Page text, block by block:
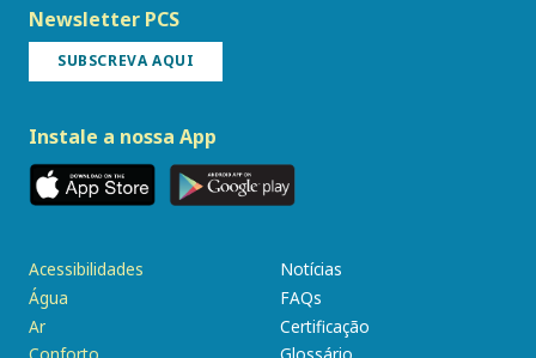
Newsletter PCS
SUBSCREVA AQUI
Instale a nossa App
Acessibilidades
Água
Ar
Notícias
FAQs
Certificação